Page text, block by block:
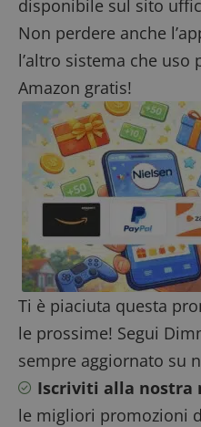
disponibile sul sito
Non perdere anche l’
l’altro sistema che uso
Amazon gratis!
Ti è piaciuta questa
le prossime! Segui
sempre aggiornato su
Iscriviti alla nostra
le migliori promozioni
Nome
_pk_id.1.938b
Nome
Provider
Dominio
test_cookie
Google